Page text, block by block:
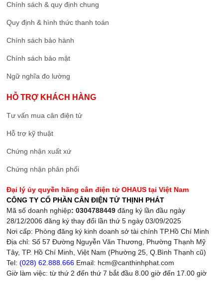
Chính sách & quy định chung
Quy định & hình thức thanh toán
Chính sách bảo hành
Chính sách bảo mật
Ngữ nghĩa đo lường
HỖ TRỢ KHÁCH HÀNG
Tư vấn mua cân điện tử
Hỗ trợ kỹ thuật
Chứng nhận xuất xứ
Chứng nhận phân phối
Đại lý ủy quyền hãng cân điện tử OHAUS tại Việt Nam
CÔNG TY CỔ PHẦN CÂN ĐIỆN TỬ THỊNH PHÁT
Mã số doanh nghiệp: 0304788449 đăng ký lần đầu ngày
28/12/2006 đăng ký thay đổi lần thứ 5 ngày 03/09/2025
Nơi cấp: Phòng đăng ký kinh doanh sở tài chính TP.Hồ Chí Minh
Địa chỉ: Số 57 Đường Nguyễn Văn Thương, Phường Thạnh Mỹ
Tây, TP. Hồ Chí Minh, Việt Nam (Phường 25, Q.Bình Thạnh cũ)
Tel:(028) 62.888.666 Email: hcm@canthinhphat.com
Giờ làm việc: từ thứ 2 đến thứ 7 bắt đầu 8.00 giờ đến 17.00 giờ